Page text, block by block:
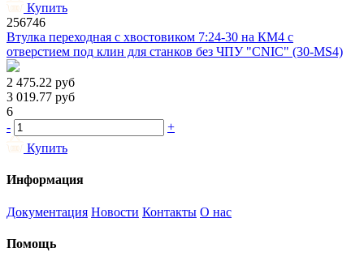
Купить
256746
Втулка переходная с хвостовиком 7:24-30 на КМ4 с
отверстием под клин для станков без ЧПУ "CNIC" (30-MS4)
2 475.22 руб
3 019.77 руб
6
-
+
Купить
Информация
Документация Новости Контакты О нас
Помощь